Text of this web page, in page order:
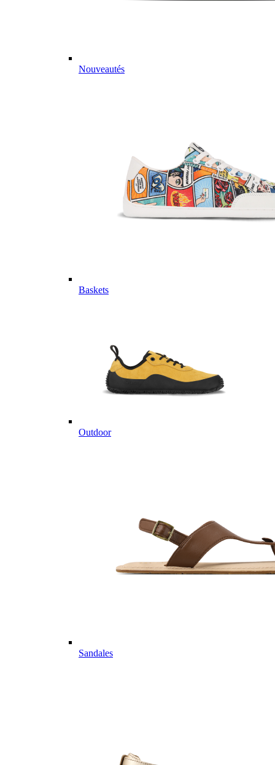
Nouveautés
Baskets
Outdoor
Sandales